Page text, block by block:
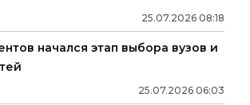
25.07.2026 08:18
начался этап выбора вузов и
25.07.2026 06:03